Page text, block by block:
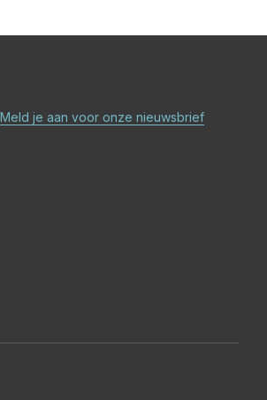
Meld je aan voor onze nieuwsbrief